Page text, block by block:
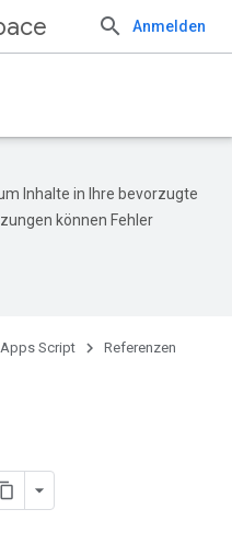
Anmelden
Inhalte in Ihre bevorzugte
können Fehler
Apps Script Referenzen